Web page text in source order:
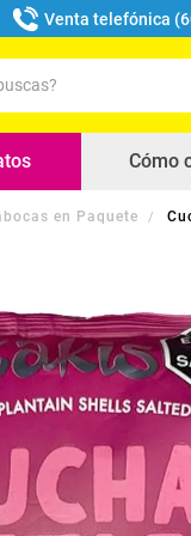
Venta telefónica
Cómo
en Paquete
buscados